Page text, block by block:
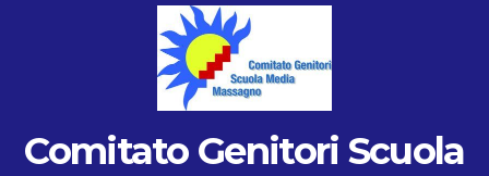
Comitato Genitori Scuola